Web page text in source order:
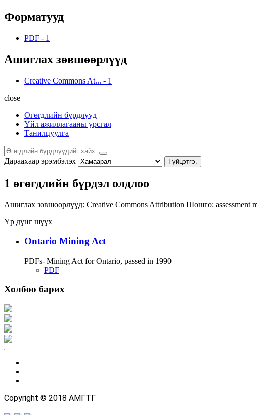
Форматууд
PDF - 1
Ашиглах зөвшөөрлүүд
Creative Commons At... - 1
close
Өгөгдлийн бүрдлүүд
Үйл ажиллагааны урсгал
Танилцуулга
Дараахаар эрэмбэлэх Гүйцэтгэ.
1 өгөгдлийн бүрдэл олдлоо
Ашиглах зөвшөөрлүүд: Creative Commons Attribution Шошго: assessment
Үр дүнг шүүх
Ontario Mining Act
PDFs- Mining Act for Ontario, passed in 1990
PDF
Холбоо барих
Copyright © 2018 АМГТГ